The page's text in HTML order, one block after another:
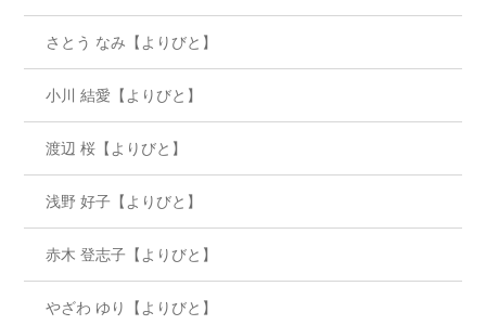
さとう なみ【よりびと】
小川 結愛【よりびと】
渡辺 桜【よりびと】
浅野 好子【よりびと】
赤木 登志子【よりびと】
やざわ ゆり【よりびと】